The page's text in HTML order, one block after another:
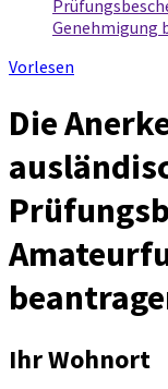
Genehmigung
Vorlesen
Die
Ihr Wohnort